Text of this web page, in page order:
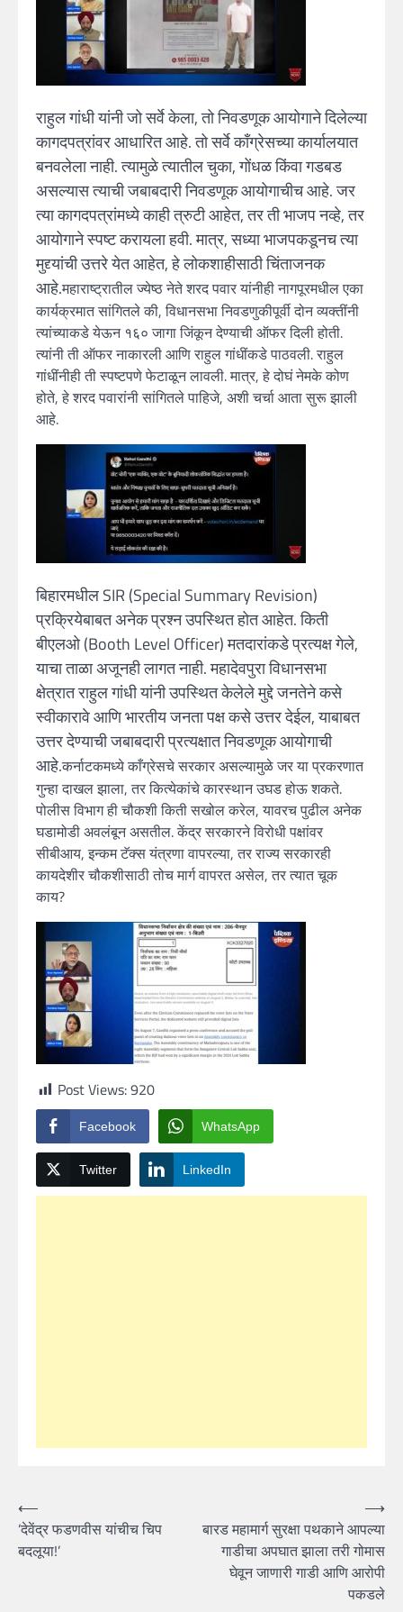
राहुल गांधी यांनी जो सर्वे केला, तो निवडणूक आयोगाने दिलेल्या
कागदपत्रांवर आधारित आहे. तो सर्वे काँग्रेसच्या कार्यालयात
बनवलेला नाही. त्यामुळे त्यातील चुका, गोंधळ किंवा गडबड
असल्यास त्याची जबाबदारी निवडणूक आयोगाचीच आहे. जर
त्या कागदपत्रांमध्ये काही त्रुटी आहेत, तर ती भाजप नव्हे, तर
आयोगाने स्पष्ट करायला हवी. मात्र, सध्या भाजपकडूनच त्या
मुद्द्यांची उत्तरे येत आहेत, हे लोकशाहीसाठी चिंताजनक
आहे.महाराष्ट्रातील ज्येष्ठ नेते शरद पवार यांनीही नागपूरमधील एका
कार्यक्रमात सांगितले की, विधानसभा निवडणुकीपूर्वी दोन व्यक्तींनी
त्यांच्याकडे येऊन १६० जागा जिंकून देण्याची ऑफर दिली होती.
त्यांनी ती ऑफर नाकारली आणि राहुल गांधींकडे पाठवली. राहुल
गांधींनीही ती स्पष्टपणे फेटाळून लावली. मात्र, हे दोघं नेमके कोण
होते, हे शरद पवारांनी सांगितले पाहिजे, अशी चर्चा आता सुरू झाली
आहे.
बिहारमधील SIR (Special Summary Revision)
प्रक्रियेबाबत अनेक प्रश्न उपस्थित होत आहेत. किती
बीएलओ (Booth Level Officer) मतदारांकडे प्रत्यक्ष गेले,
याचा ताळा अजूनही लागत नाही. महादेवपुरा विधानसभा
क्षेत्रात राहुल गांधी यांनी उपस्थित केलेले मुद्दे जनतेने कसे
स्वीकारावे आणि भारतीय जनता पक्ष कसे उत्तर देईल, याबाबत
उत्तर देण्याची जबाबदारी प्रत्यक्षात निवडणूक आयोगाची
आहे.कर्नाटकमध्ये काँग्रेसचे सरकार असल्यामुळे जर या प्रकरणात
गुन्हा दाखल झाला, तर कित्येकांचे कारस्थान उघड होऊ शकते.
पोलीस विभाग ही चौकशी किती सखोल करेल, यावरच पुढील अनेक
घडामोडी अवलंबून असतील. केंद्र सरकारने विरोधी पक्षांवर
सीबीआय, इन्कम टॅक्स यंत्रणा वापरल्या, तर राज्य सरकारही
कायदेशीर चौकशीसाठी तोच मार्ग वापरत असेल, तर त्यात चूक
काय?
Post Views:920
Facebook WhatsApp
Twitter LinkedIn
Post
navigation
⟵
’देवेंद्र फडणवीस यांचीच चिप
बदलूया!’
बारड महामार्ग सुरक्षा पथकाने आपल्या
गाडीचा अपघात झाला तरी गोमास
घेवून जाणारी गाडी आणि आरोपी
पकडले
⟶